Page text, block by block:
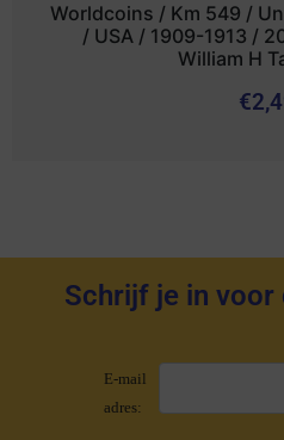
Worldcoins / Km 549 /
/ USA / 1909-1913 /
William H
€
Schrijf je in
E-mail
adres: